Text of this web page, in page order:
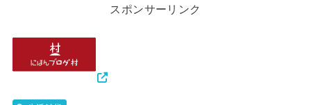
スポンサーリンク